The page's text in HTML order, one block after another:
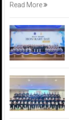
Read More